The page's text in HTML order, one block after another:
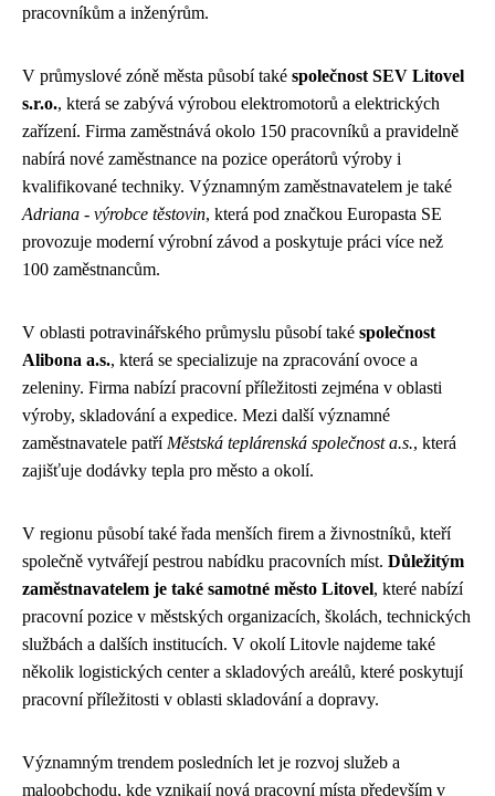
pracovníkům a inženýrům.
V průmyslové zóně města působí také společnost SEV Litovel
s.r.o., která se zabývá výrobou elektromotorů a elektrických
zařízení. Firma zaměstnává okolo 150 pracovníků a pravidelně
nabírá nové zaměstnance na pozice operátorů výroby i
kvalifikované techniky. Významným zaměstnavatelem je také
Adriana - výrobce těstovin, která pod značkou Europasta SE
provozuje moderní výrobní závod a poskytuje práci více než
100 zaměstnancům.
V oblasti potravinářského průmyslu působí také společnost
Alibona a.s., která se specializuje na zpracování ovoce a
zeleniny. Firma nabízí pracovní příležitosti zejména v oblasti
výroby, skladování a expedice. Mezi další významné
zaměstnavatele patří Městská teplárenská společnost a.s., která
zajišťuje dodávky tepla pro město a okolí.
V regionu působí také řada menších firem a živnostníků, kteří
společně vytvářejí pestrou nabídku pracovních míst. Důležitým
zaměstnavatelem je také samotné město Litovel, které nabízí
pracovní pozice v městských organizacích, školách, technických
službách a dalších institucích. V okolí Litovle najdeme také
několik logistických center a skladových areálů, které poskytují
pracovní příležitosti v oblasti skladování a dopravy.
Významným trendem posledních let je rozvoj služeb a
maloobchodu, kde vznikají nová pracovní místa především v